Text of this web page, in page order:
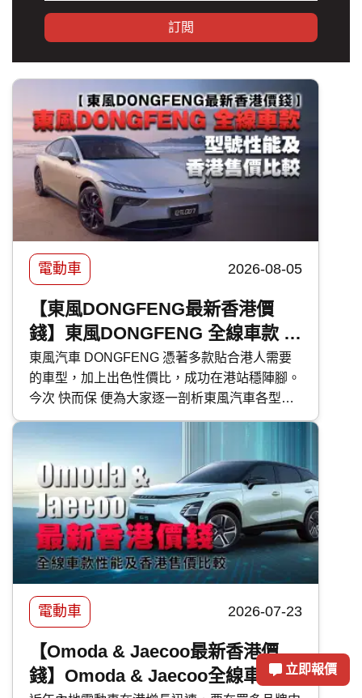
訂閲
電動車 2026-08-05
【東風DONGFENG最新香港價
錢】東風DONGFENG 全線車款 -
型號性能及香港售價比較
東風汽車 DONGFENG 憑著多款貼合港人需要
的車型，加上出色性價比，成功在港站穩陣腳。
今次 快而保 便為大家逐一剖析東風汽車各型號
的特點，並比較其性能與香港售價。
電動車 2026-07-23
【Omoda & Jaecoo最新香港價
錢】Omoda & Jaecoo全線車款｜立即報價